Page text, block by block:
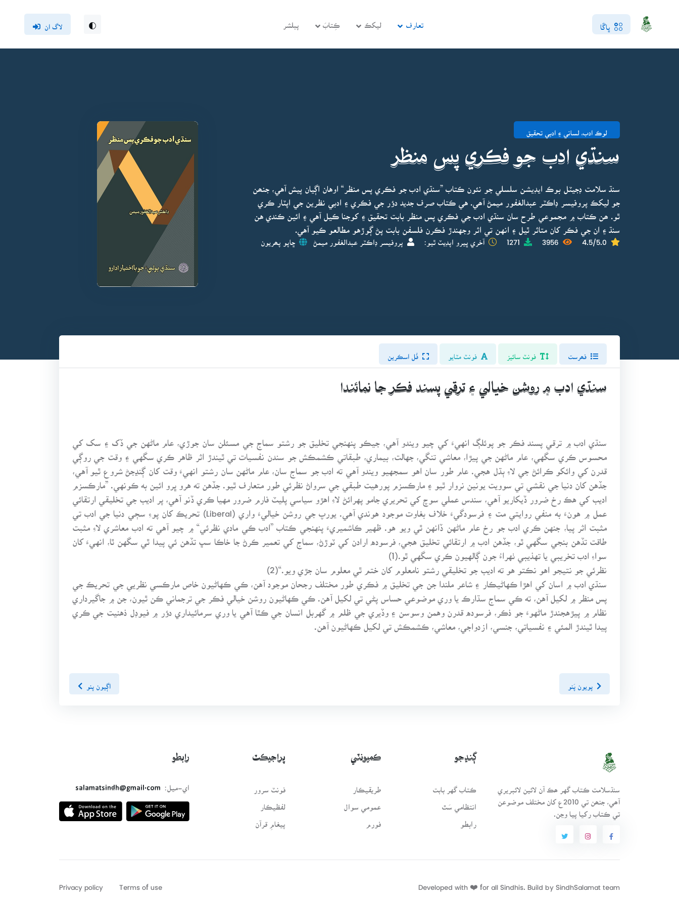
ڀاڱا تعارف ليکڪ ڪِتابَ پبلشر لاگ ان
لوڪ ادب، لساني ۽ ادبي تحقيق
سنڌي ادب جو فڪري پس منظر
سنڌ سلامت ڊجيٽل بوڪ ايڊيشن سلسلي جو نئون ڪتاب ”سنڌي ادب جو فڪري پس منظر“ اوهان اڳيان پيش آهي، جنھن
جو ليکڪ پروفيسر ڊاڪٽر عبدالغفور ميمڻ آھي. هي ڪتاب صرف جديد دؤر جي فڪري ۽ ادبي نظرين جي اپٽار ڪري
ٿو. ھن ڪتاب ۾ مجموعي طرح سان سنڌي ادب جي فڪري پس منظر بابت تحقيق ۽ کوجنا ڪيل آهي ۽ ائين ڪندي هن
سنڌ ۽ ان جي فڪر کان متاثر ٿيل ۽ انهن تي اثر وجهندڙ فڪرن فلسفن بابت پڻ ڳوڙهو مطالعو ڪيو آهي.
4.5/5.0
3956
1271 آخري ڀيرو اپڊيٽ ٿيو: پروفيسر ڊاڪٽر عبدالغفور ميمڻ ڇاپو پھريون
فُل اسڪرين
سنڌي ادب ۾ روشن خيالي ۽ ترقي پسند فڪر جا نمائندا
سنڌي ادب ۾ ترقي پسند فڪر جو پوئلڳ انهيءَ کي چيو ويندو آهي، جيڪو پنهنجي تخليق جو رشتو سماج جي مسئلن سان جوڙي، عام ماڻهن جي ڏک ۽ سک کي
محسوس ڪري سگهي، عام ماڻهن جي پيڙا، معاشي تنگي، جهالت، بيماري، طبقاتي ڪشمڪش جو سندن نفسيات تي ٿيندڙ اثر ظاهر ڪري سگهي ۽ وقت جي روڳي
قدرن کي وائکو ڪرائڻ جي لاءِ ٻڌل هجي. عام طور سان اهو سمجهيو ويندو آهي ته ادب جو سماج سان، عام ماڻهن سان رشتو انهيءَ وقت کان ڳنڍجڻ شروع ٿيو آهي،
جڏهن کان دنيا جي نقشي تي سوويت يونين نروار ٿيو ۽ مارڪسزم پورهيت طبقي جي سرواڻ نظرئي طور متعارف ٿيو. جڏهن ته هرو ڀرو ائين به ڪونهي. ”مارڪسزم
اديب کي هڪ رخ ضرور ڏيکاريو آهي، سندس عملي سوچ کي تحريري جامو پهرائڻ لاءِ اهڙو سياسي پليٽ فارم ضرور مهيا ڪري ڏنو آهي، پر اديب جي تخليقي ارتقائي
عمل ۾ هونءَ به منفي روايتي مت ۽ فرسودگيءَ خلاف بغاوت موجود هوندي آهي. يورپ جي روشن خياليءَ واري (Liberal) تحريڪ کان پوءِ سڄي دنيا جي ادب تي
مثبت اثر پيا، جنهن ڪري ادب جو رخ عام ماڻهن ڏانهن ٿي ويو هو. ظهير ڪاشميريءَ پنهنجي ڪتاب ”ادب ڪي مادي نظرئي“ ۾ چيو آهي ته ادب معاشري لاءِ مثبت
طاقت تڏهن بنجي سگهي ٿو، جڏهن ادب ۾ ارتقائي تخليق هجي، فرسوده ارادن کي ٽوڙڻ، سماج کي تعمير ڪرڻ جا خاڪا سڀ تڏهن ئي پيدا ٿي سگهن ٿا، انهيءَ کان
سواءِ ادب تخريبي يا تهذيبي ٺهراءُ جون ڳالهيون ڪري سگهي ٿو.(1)
نظرئي جو نتيجو اهو نڪتو هو ته اديب جو تخليقي رشتو نامعلوم کان ختم ٿي معلوم سان جڙي ويو.“(2)
سنڌي ادب ۾ اسان کي اهڙا ڪهاڻيڪار ۽ شاعر ملندا جن جي تخليق ۾ فڪري طور مختلف رجحان موجود آهن، ڪي ڪهاڻيون خاص مارڪسي نظريي جي تحريڪ جي
پس منظر ۾ لکيل آهن، ته ڪي سماج سڌارڪ يا وري موضوعي حساس پڻي تي لکيل آهن. ڪي ڪهاڻيون روشن خيالي فڪر جي ترجماني ڪن ٿيون، جن ۾ جاگيرداري
نظام ۾ پيڙهجندڙ ماڻهوءَ جو ذڪر، فرسوده قدرن وهمن وسوسن ۽ وڏيري جي ظلم ۾ گهربل انسان جي ڪٿا آهي يا وري سرمائيداري دؤر ۾ فيوڊل ذهنيت جي ڪري
پيدا ٿيندڙ المئي ۽ نفسياتي، جنسي، ازدواجي، معاشي، ڪشمڪش تي لکيل ڪهاڻيون آهن.
پويون پَنو اڳيون پنو
سنڌسلامت ڪتاب گهر ھڪ آن لائين لائبريري
آھي، جنھن تي 2010ع کان مختلف موضوعن
تي ڪتاب رکيا پيا وڃن.
ڳنڍجو
ڪتاب گهر بابت
انتظامي سَٿ
رابطو
ڪميونٽي
طريقيڪار
عمومي سوال
فورم
پراجيڪٽ
فونٽ سرور
لفظيڪار
پيغامِ قرآن
رابطو
اي-ميل:
salamatsindh@gmail.com
Developed with ❤️ for all Sindhis. Build by
Terms of use